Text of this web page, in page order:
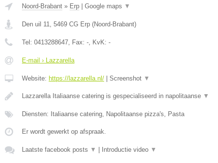
Noord-Brabant » Erp Google maps ▼
Den uil 11, 5469 CG Erp (Noord-Brabant)
Tel: 0413288647, Fax: -, KvK: -
E-mail › Lazzarella
Website: https://lazzarella.nl/ Screenshot ▼
Lazzarella Italiaanse catering is gespecialiseerd in napolitaanse ▼
Diensten: Italiaanse catering, Napolitaanse pizza's, Pasta
Er wordt gewerkt op afspraak.
Laatste facebook posts ▼ Introductie video ▼